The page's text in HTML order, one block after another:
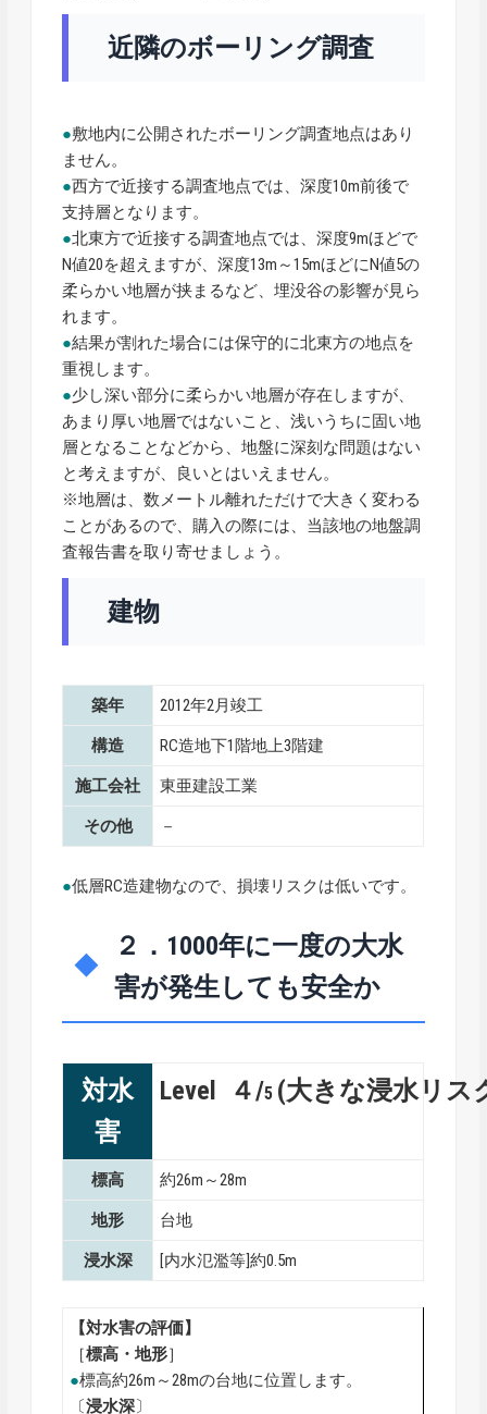
近隣のボーリング調査
●敷地内に公開されたボーリング調査地点はあり
ません。
●西方で近接する調査地点では、深度10m前後で
支持層となります。
●北東方で近接する調査地点では、深度9mほどで
N値20を超えますが、深度13m～15mほどにN値5の
柔らかい地層が挟まるなど、埋没谷の影響が見ら
れます。
●結果が割れた場合には保守的に北東方の地点を
重視します。
●少し深い部分に柔らかい地層が存在しますが、
あまり厚い地層ではないこと、浅いうちに固い地
層となることなどから、地盤に深刻な問題はない
と考えますが、良いとはいえません。
※地層は、数メートル離れただけで大きく変わる
ことがあるので、購入の際には、当該地の地盤調
査報告書を取り寄せましょう。
建物
築年 2012年2月竣工
構造 RC造地下1階地上3階建
施工会社 東亜建設工業
その他 －
●低層RC造建物なので、損壊リスクは低いです。
２．1000年に一度の大水
害が発生しても安全か
対水
害
Level ４/5 (大きな浸水リス
標高 約26m～28m
地形 台地
浸水深 [内水氾濫等]約0.5m
【対水害の評価】
［標高・地形］
●標高約26m～28mの台地に位置します。
〔浸水深〕